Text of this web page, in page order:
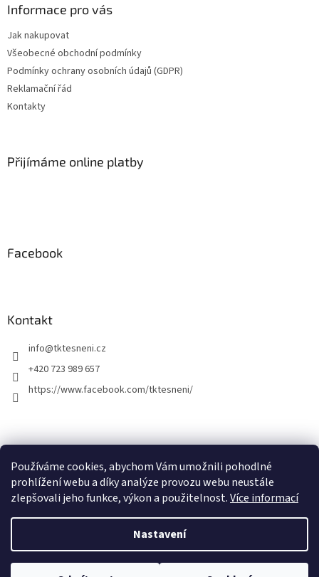
Používáme cookies, abychom Vám umožnili pohodlné
prohlížení webu a díky analýze provozu webu neustále
zlepšovali jeho funkce, výkon a použitelnost.Více informací
Nastavení
Nenašli jste co jste hledali? E-shop je stále v úpravách a proto se může
stát, že nenajdete co jste hledali. Napište nám na info@tktesneni.cz.
Informace pro vás
Jak nakupovat
Všeobecné obchodní podmínky
Podmínky ochrany osobních údajů (GDPR)
Reklamační řád
Kontakty
Přijímáme online platby
Facebook
Kontakt
info@tktesneni.cz
+420 723 989 657
https://www.facebook.com/tktesneni/
Copyright 2026Tomáš Karlík - prodej a výroba těsnění. Všechna